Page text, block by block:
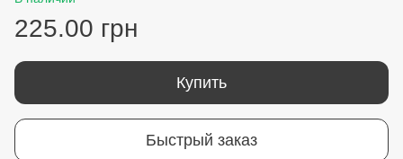
225.00 грн
Купить
Быстрый заказ